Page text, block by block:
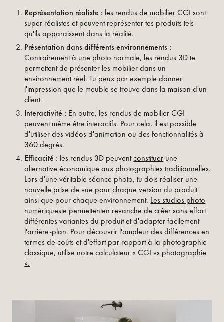
Représentation réaliste : les rendus de mobilier CGI sont
super réalistes et peuvent représenter tes produits tels
qu'ils apparaissent dans la réalité.
Présentation dans différents environnements :
Contrairement à une photo normale, les rendus 3D te
permettent de présenter les mobilier dans un
environnement réel. Tu peux par exemple donner
l'impression que le meuble se trouve dans la maison d'un
client.
Interactivité : En outre, les rendus de mobilier CGI
peuvent même être interactifs. Pour cela, il est possible
d'utiliser des vidéos d'animation ou des fonctionnalités à
360 degrés.
Efficacité : les rendus 3D peuventconstituer une
alternative économiqueaux photographies traditionnelles.
Lors d'une véritable séance photo, tu dois réaliser une
nouvelle prise de vue pour chaque version du produit
ainsi que pour chaque environnement. Les studios photo
numériqueste permettenten revanche de créer sans effort
différentes variantes du produit et d'adapter facilement
l'arrière-plan. Pour découvrir l'ampleur des différences en
termes de coûts et d'effort par rapport à la photographie
classique, utilise notrecalculateur « CGI vs photographie
».